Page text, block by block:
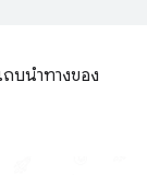
ถบนําทางของ